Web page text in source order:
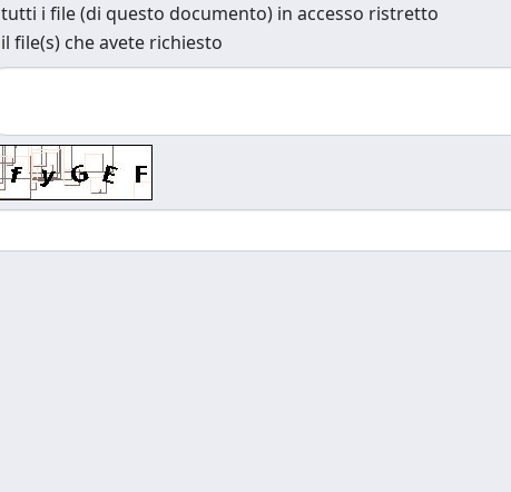
tutti i file (di questo documento) in accesso ristretto
il file(s) che avete richiesto